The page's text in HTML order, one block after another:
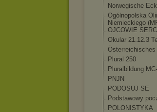
Norwegische
Ogólnopolska
Niemieckiego
OJCOWIE
Okular 21.12.3
Plural 250
Pluralbildung
PNJN
PODOSUJ SE
Podstawowy
POLONISTYKA